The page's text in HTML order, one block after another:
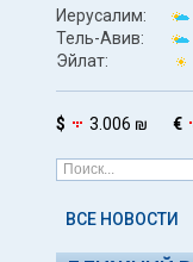
Иерусалим:
Тель-Авив:
Эйлат:
$ 3.006 ₪ €
ВСЕ НОВОСТИ